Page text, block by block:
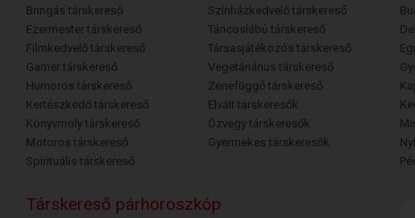
Bringás társkereső
Ezermester társkereső
Filmkedvelő társkereső
Gamer társkereső
Humoros társkereső
Kertészkedő társkereső
Könyvmoly társkereső
Motoros társkereső
Spirituális társkereső
Színházkedvelő társkereső
Táncoslábú társkereső
Társasjátékozós társkereső
Vegetáriánus társkereső
Zenefüggő társkereső
Elvált társkeresők
Özvegy társkeresők
Gyermekes társkeresők
Társkereső párhoroszkóp